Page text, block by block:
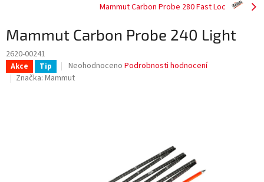
Mammut Carbon Probe 280 Fast Loc
Mammut Carbon Probe 240 Light
2620-00241
Akce Tip
Průměrné
hodnocení
Neohodnoceno Podrobnosti hodnocení
Značka: Mammut